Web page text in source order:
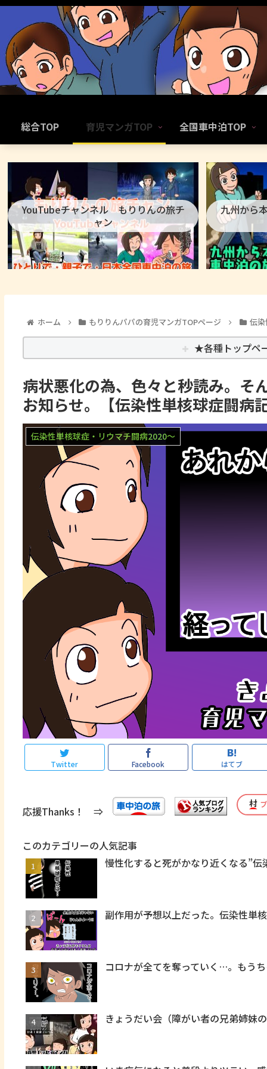
総合TOP 育児マンガTOP 全国車中泊TOP
YouTubeチャンネル もりりんの旅チ
ャン
九州から
ホーム もりりんパパの育児マンガTOPページ 伝
★各種トップペ
病状悪化の為、色々と秒読み。そ
お知らせ。【伝染性単核球症闘病
伝染性単核球症・リウマチ闘病2020～
Twitter Facebook はてブ
応援Thanks！ ⇒
このカテゴリーの人気記事
慢性化すると死がかなり近くなる”
副作用が予想以上だった。伝染性単
コロナが全てを奪っていく…。もう
きょうだい会（障がい者の兄弟姉妹